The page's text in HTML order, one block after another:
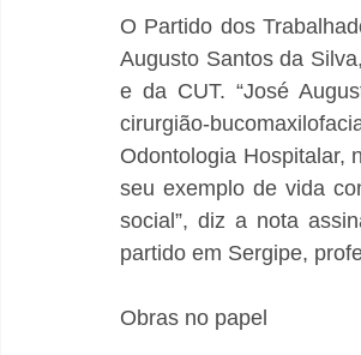
O Partido dos
Augusto Santos da
e da CUT. “José
cirurgião-
Odontologia Hospitalar,
seu exemplo de vida
social”, diz a nota
partido em Sergipe,
Obras no papel